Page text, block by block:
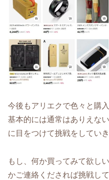
今後もアリエクで色々と購
基本的には通常はありえな
に目をつけて挑戦をしていき
もし、何か買ってみて欲し
かご連絡くだされば挑戦し